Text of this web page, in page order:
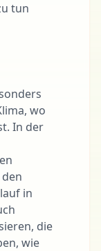
tun
wo
In der
in
die
wie